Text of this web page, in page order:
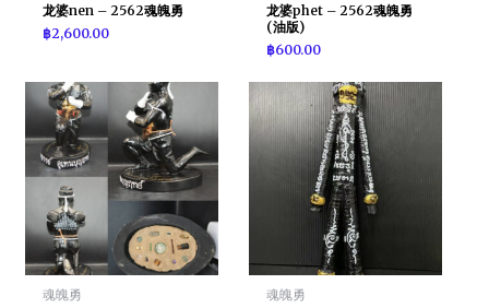
龙婆nen – 2562魂魄勇
฿2,600.00
龙婆phet – 2562魂魄勇
(油版)
฿600.00
魂魄勇 魂魄勇